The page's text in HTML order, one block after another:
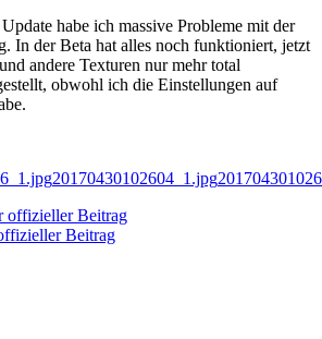
habe ich massive Probleme mit der
In der Beta hat alles noch funktioniert, jetzt
andere Texturen nur mehr total
obwohl ich die Einstellungen auf
20170430102604_1.jpg
offizieller Beitrag
Beitrag